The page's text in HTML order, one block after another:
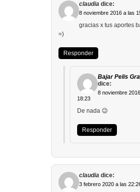
claudia dice:
8 noviembre 2016 a las
gracias x tus aportes
=)
Responder
Bajar Pelis
dice:
8 noviembre
18:23
De nada 😉
Responder
claudia dice:
3 febrero 2020 a las